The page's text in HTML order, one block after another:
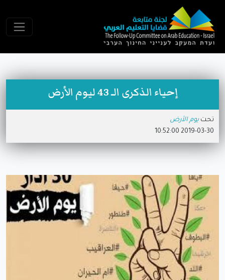
إحياء الذكرى الـ 43 ليوم الأرض
تحت يوم الأرض
2019-03-30 10:52:00